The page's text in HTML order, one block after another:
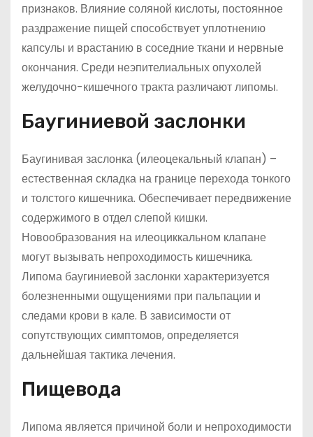
признаков. Влияние соляной кислоты, постоянное
раздражение пищей способствует уплотнению
капсулы и врастанию в соседние ткани и нервные
окончания. Среди неэпителиальных опухолей
желудочно-кишечного тракта различают липомы.
Баугиниевой заслонки
Баугинивая заслонка (илеоцекальный клапан) –
естественная складка на границе перехода тонкого
и толстого кишечника. Обеспечивает передвижение
содержимого в отдел слепой кишки.
Новообразования на илеоциккальном клапане
могут вызывать непроходимость кишечника.
Липома баугиниевой заслонки характеризуется
болезненными ощущениями при пальпации и
следами крови в кале. В зависимости от
сопутствующих симптомов, определяется
дальнейшая тактика лечения.
Пищевода
Липома является причиной боли и непроходимости